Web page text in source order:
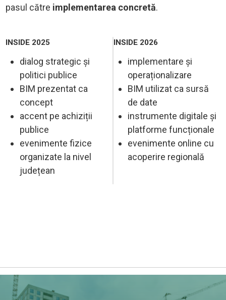
pasul către implementarea concretă.
INSIDE 2025
dialog strategic și
politici publice
BIM prezentat ca
concept
accent pe achiziții
publice
evenimente fizice
organizate la nivel
județean
INSIDE 2026
implementare și
operaționalizare
BIM utilizat ca sursă
de date
instrumente digitale și
platforme funcționale
evenimente online cu
acoperire regională